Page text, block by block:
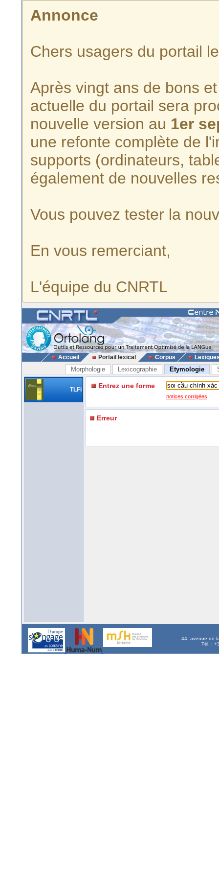
Annonce
Chers usagers du portail
Après vingt ans de bons
actuelle du portail sera
nouvelle version au 1er
une refonte complète de
supports (ordinateurs,
également de nouvelles
Vous pouvez tester la
En vous remerciant,
L'équipe du CNRTL
Accueil Portail lexical Corpus
Morphologie Lexicographie Etymologie
TLFi Entrez une forme
notices corrigées
Erreur
44, avenue de
Tél. :